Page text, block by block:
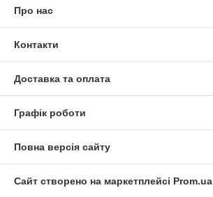
Про нас
Контакти
Доставка та оплата
Графік роботи
Повна версія сайту
Сайт створено на маркетплейсі Prom.ua